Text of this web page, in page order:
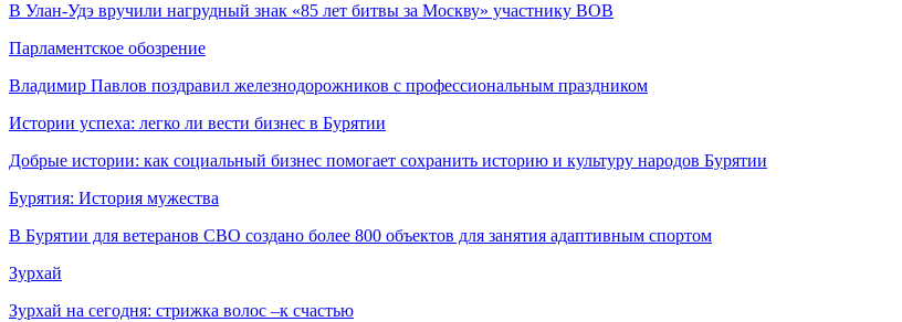
В Улан-Удэ вручили нагрудный знак «85 лет битвы за Москву» участнику ВОВ
Парламентское обозрение
Владимир Павлов поздравил железнодорожников с профессиональным праздником
Истории успеха: легко ли вести бизнес в Бурятии
Добрые истории: как социальный бизнес помогает сохранить историю и культуру народов Бурятии
Бурятия: История мужества
В Бурятии для ветеранов СВО создано более 800 объектов для занятия адаптивным спортом
Зурхай
Зурхай на сегодня: стрижка волос –к счастью